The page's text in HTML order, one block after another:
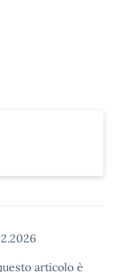
articolo è